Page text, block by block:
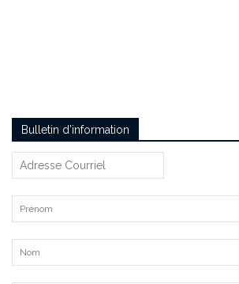
Bulletin d’information